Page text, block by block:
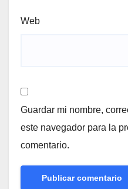
Web
Guardar mi nombre,
este navegador para la
comentario.